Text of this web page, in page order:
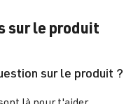
sur le produit
sur le produit ?